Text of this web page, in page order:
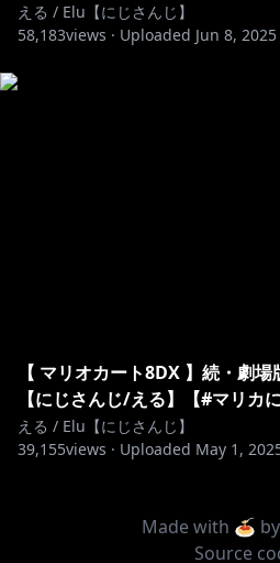
える / Elu【にじさんじ】
58,183views · Uploaded Jun 8, 2025
【 マリオカート8DX 】続・劇
【にじさんじ/える】【#マリカ
える / Elu【にじさんじ】
39,155views · Uploaded May 1,
Made with 🍝 by
Source